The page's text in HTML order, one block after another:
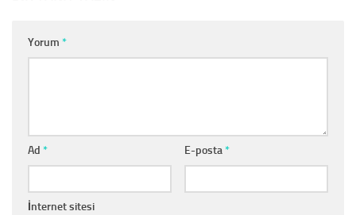
Yorum *
Ad * E-posta*
İnternet sitesi